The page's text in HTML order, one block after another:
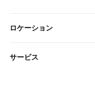
ロケーション
サービス